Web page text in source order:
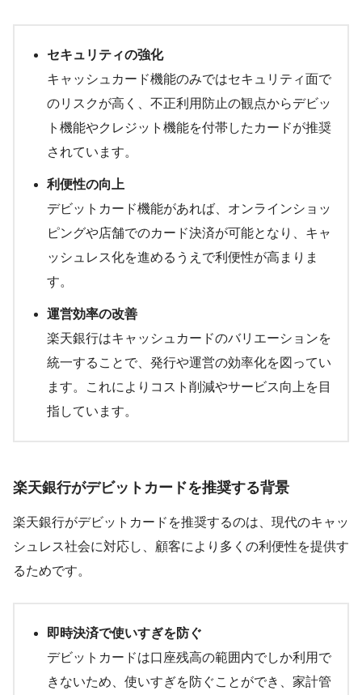
セキュリティの強化
キャッシュカード機能のみではセキュリティ面で
のリスクが高く、不正利用防止の観点からデビッ
ト機能やクレジット機能を付帯したカードが推奨
されています。
利便性の向上
デビットカード機能があれば、オンラインショッ
ピングや店舗でのカード決済が可能となり、キャ
ッシュレス化を進めるうえで利便性が高まりま
す。
運営効率の改善
楽天銀行はキャッシュカードのバリエーションを
統一することで、発行や運営の効率化を図ってい
ます。これによりコスト削減やサービス向上を目
指しています。
楽天銀行がデビットカードを推奨する背景
楽天銀行がデビットカードを推奨するのは、現代のキャッ
シュレス社会に対応し、顧客により多くの利便性を提供す
るためです。
即時決済で使いすぎを防ぐ
デビットカードは口座残高の範囲内でしか利用で
きないため、使いすぎを防ぐことができ、家計管